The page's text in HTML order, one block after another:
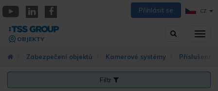
Přejít
k
hlavnímu
obsahu
Přihlásit se CZ
Vyhledávání
OBJEKTY
Zabezpečení objektů Kamerové systémy
Filtr